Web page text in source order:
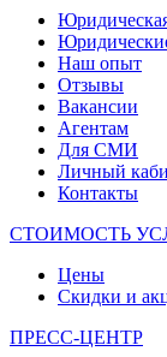
Наш опыт
Отзывы
Вакансии
Агентам
Для СМИ
Личный
Контакты
СТОИМОСТЬ
Цены
Скидки и
ПРЕСС-ЦЕНТР